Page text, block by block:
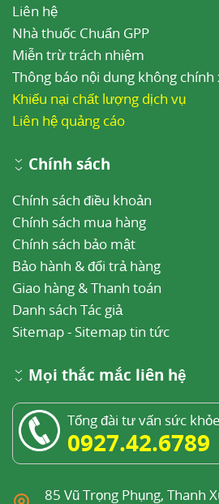
Liên hệ
Nhà thuốc Chuẩn GPP
Miễn trừ trách nhiệm
Thông báo nội dung không chính
Khiếu nại chất lượng dịch vụ
Liên hệ quảng cáo
Chính sách
Chính sách điều khoản
Chính sách mua hàng
Chính sách bảo mật
Bảo hành & đổi trả hàng
Giao hàng & Thanh toán
Danh sách Tác giả
Sitemap- Sitemap tin tức
Mọi thắc mắc liên hệ
Tổng đài tư vấn sức khỏe
0927.42.6789
85 Vũ Trọng Phụng, Thanh